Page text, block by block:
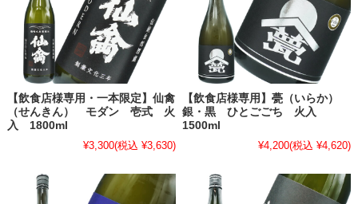
【飲食店様専用・一本限定】仙禽
（せんきん） モダン 壱式 火
入 1800ml
¥3,300(税込 ¥3,630)
【飲食店様専用】甍（いらか）
銀・黒 ひとごごち 火入
1500ml
¥4,200(税込 ¥4,620)